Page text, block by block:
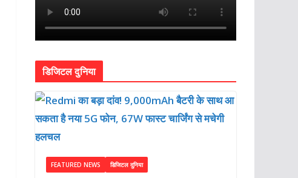
डिजिटल दुनिया
FEATURED NEWS डिजिटल दुनिया